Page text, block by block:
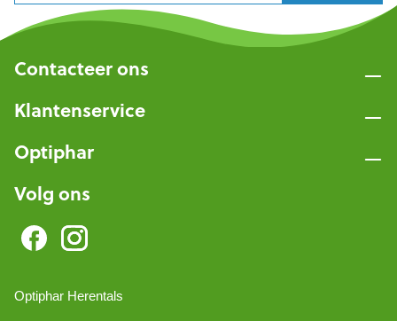
Contacteer ons
Klantenservice
Optiphar
Volg ons
Optiphar Herentals